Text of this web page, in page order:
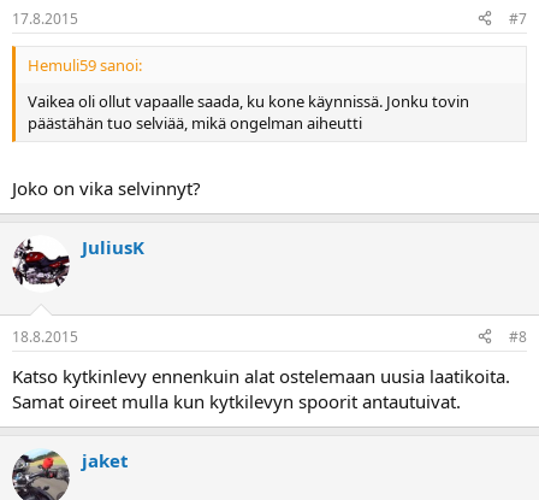
17.8.2015 #7
Hemuli59 sanoi:
Vaikea oli ollut vapaalle saada, ku kone käynnissä. Jonku tovin
päästähän tuo selviää, mikä ongelman aiheutti
Joko on vika selvinnyt?
JuliusK
18.8.2015 #8
Katso kytkinlevy ennenkuin alat ostelemaan uusia laatikoita.
Samat oireet mulla kun kytkilevyn spoorit antautuivat.
jaket